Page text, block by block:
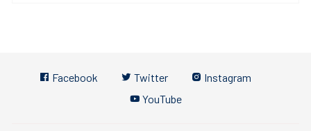
Facebook Twitter
Instagram
YouTube